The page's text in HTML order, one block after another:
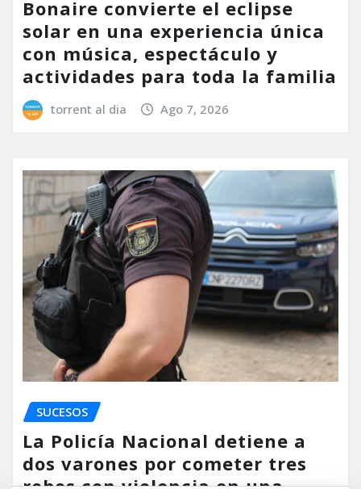
Bonaire convierte el eclipse
solar en una experiencia única
con música, espectáculo y
actividades para toda la familia
torrent al dia Ago 7, 2026
SUCESOS
La Policía Nacional detiene a
dos varones por cometer tres